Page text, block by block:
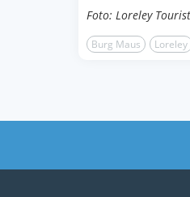
Foto: Loreley
Burg Maus Loreley